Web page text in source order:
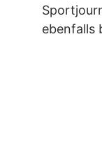
ebenfalls